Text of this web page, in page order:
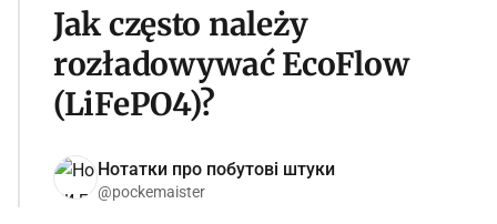
Jak często należy
rozładowywać EcoFlow
(LiFePO4)?
Нотатки про побутові штуки
@pockemaister